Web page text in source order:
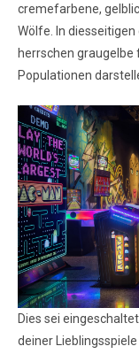
cremefarbene,
Wölfe. In
herrschen graugelbe
Populationen
Dies sei
deiner